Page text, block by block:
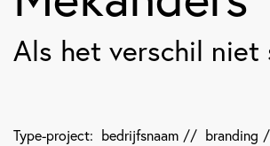
Als het verschil niet
Type-project: bedrijfsnaam // branding